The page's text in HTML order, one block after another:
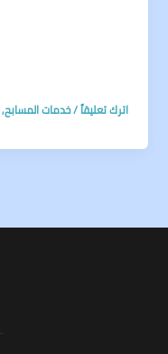
اترك تعليقاً/خدمات المسابح